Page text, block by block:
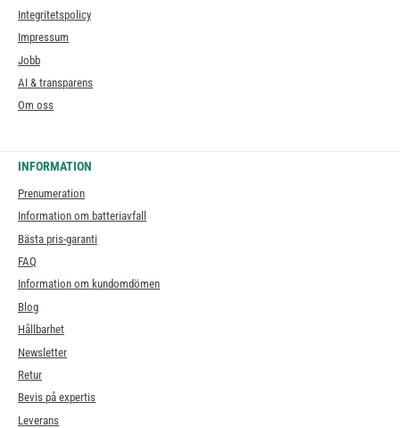
Integritetspolicy
Impressum
Jobb
AI & transparens
Om oss
INFORMATION
Prenumeration
Information om batteriavfall
Bästa pris-garanti
FAQ
Information om kundomdömen
Blog
Hållbarhet
Newsletter
Retur
Bevis på expertis
Leverans